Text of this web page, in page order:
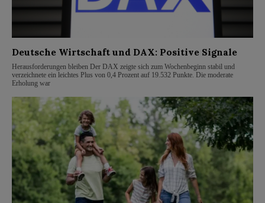
Deutsche Wirtschaft und DAX: Positive Signale
Herausforderungen bleiben Der DAX zeigte sich zum Wochenbeginn stabil und
verzeichnete ein leichtes Plus von 0,4 Prozent auf 19.532 Punkte. Die moderate
Erholung war